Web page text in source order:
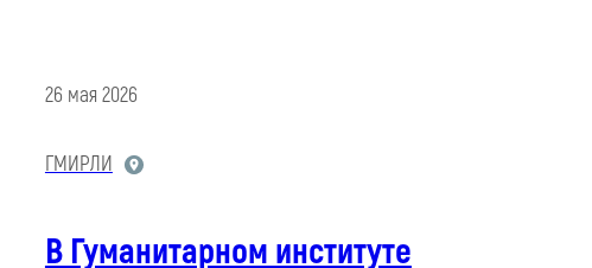
26 мая 2026
ГМИРЛИ
В Гуманитарном институте